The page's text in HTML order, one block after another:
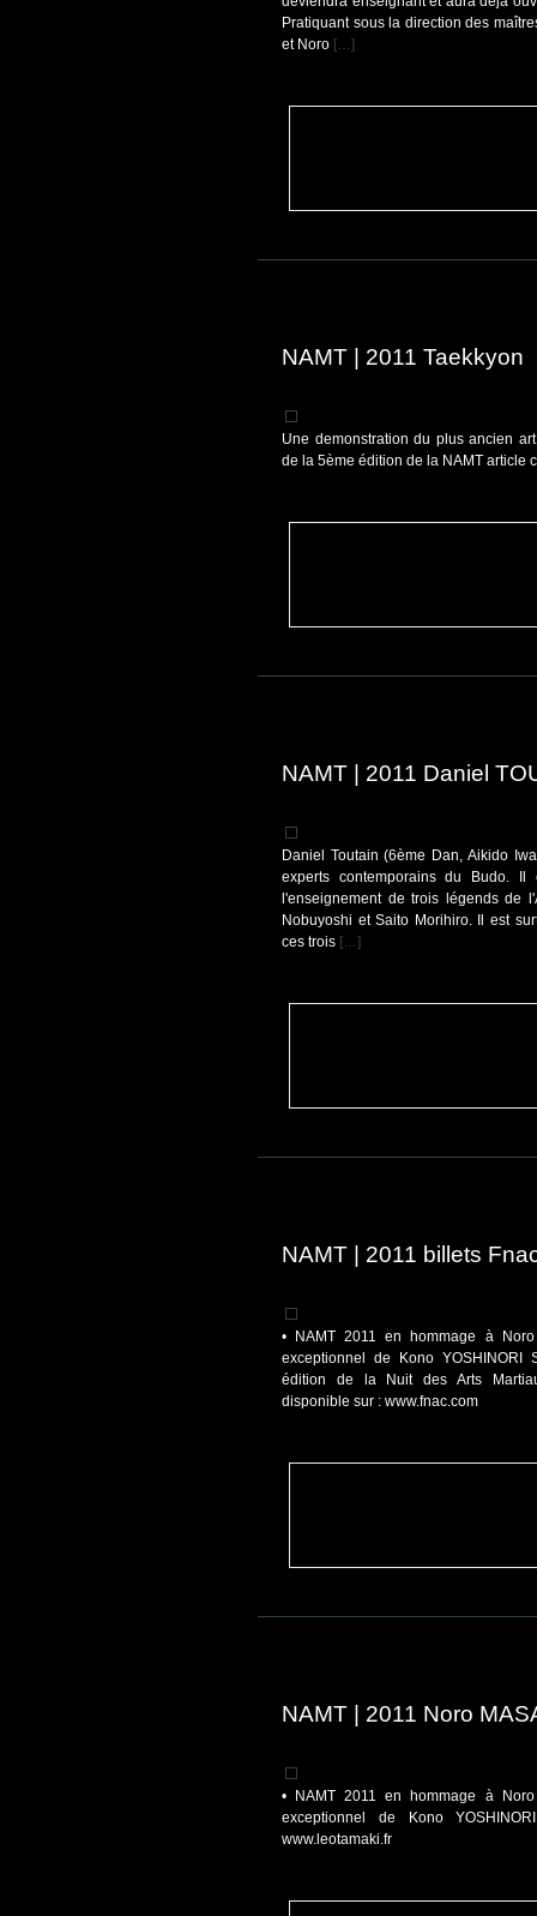
Pratiquant sous la direction des
et Noro […]
NAMT | 2011 Taekkyon
Une demonstration du plus ancien
de la 5ème édition de la NAMT article
NAMT | 2011 Daniel
Daniel Toutain (6ème Dan, Aikido
experts contemporains du Budo.
l'enseignement de trois légends de
Nobuyoshi et Saito Morihiro. Il est
ces trois […]
NAMT | 2011 billets
• NAMT 2011 en hommage à
exceptionnel de Kono
édition de la Nuit des Arts
disponible sur : www.fnac.com
NAMT | 2011 Noro
• NAMT 2011 en hommage à
exceptionnel de Kono
www.leotamaki.fr